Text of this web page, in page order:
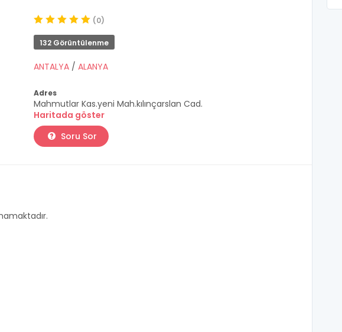
(0)
132 Görüntülenme
ANTALYA / ALANYA
Adres
Mahmutlar Kas.yeni Mah.kılınçarslan Cad.
Haritada göster
Soru Sor